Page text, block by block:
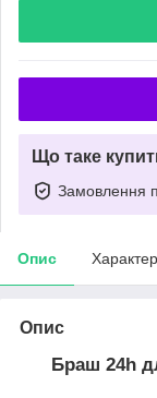
Що таке
Замовлення
Опис
Опис
Браш 24h